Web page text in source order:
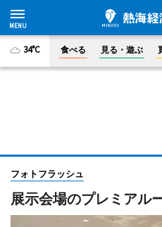
34°C 食べる 見る・遊ぶ
フォトフラッシュ
展示会場のプレミアル